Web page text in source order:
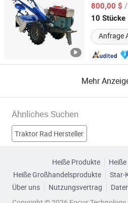
passende
Geräte
800,00 $
10 Stücke
Anfrage
Hebei, China Seit
Mehr
Ähnliches Suchen
Traktor Rad Hersteller
Dieseltraktor Hersteller
Heiße Produkte
Heiße Großhandelsprodukte
Star-
Über uns
Nutzungsvertrag